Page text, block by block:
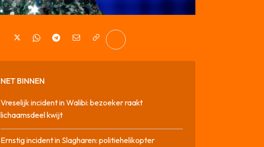
NET BINNEN
Vreselijk incident in Walibi: bezoeker raakt
lichaamsdeel kwijt
Ernstig incident in Slagharen: politiehelikopter